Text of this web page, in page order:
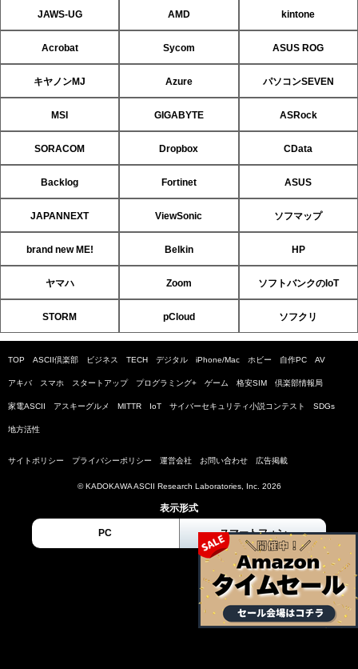
JAWS-UG AMD kintone
Acrobat Sycom ASUS ROG
キヤノンMJ Azure パソコンSEVEN
MSI GIGABYTE ASRock
SORACOM Dropbox CData
Backlog Fortinet ASUS
JAPANNEXT ViewSonic ソフマップ
brand new ME! Belkin HP
ヤマハ Zoom ソフトバンクのIoT
STORM pCloud ソフクリ
TOP ASCII倶楽部 ビジネス TECH デジタル iPhone/Mac ホビー 自作PC AV
アキバ スマホ スタートアップ プログラミング+ ゲーム 格安SIM 倶楽部情報局
家電ASCII アスキーグルメ MITTR IoT サイバーセキュリティ小説コンテスト SDGs
地方活性
サイトポリシー プライバシーポリシー 運営会社 お問い合わせ 広告掲載
© KADOKAWA ASCII Research Laboratories, Inc. 2026
表示形式
PC スマートフォン